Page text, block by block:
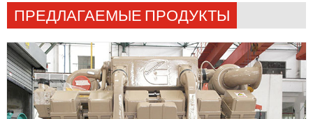
ПРЕДЛАГАЕМЫЕ ПРОДУКТЫ